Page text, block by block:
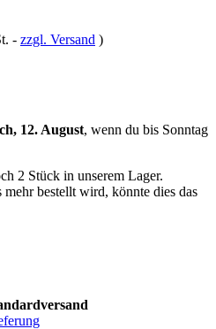
- zzgl. Versand )
12. August, wenn du bis Sonntag
2 Stück in unserem Lager.
bestellt wird, könnte dies das